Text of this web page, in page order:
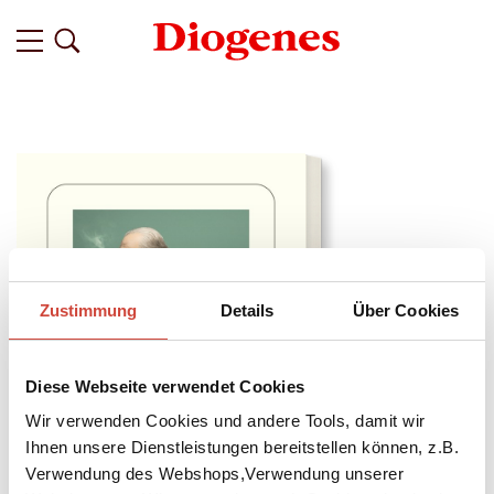
Zustimmung Details Über Cookies
Diese Webseite verwendet Cookies
Wir verwenden Cookies und andere Tools, damit wir
Ihnen unsere Dienstleistungen bereitstellen können, z.B.
Verwendung des Webshops,Verwendung unserer